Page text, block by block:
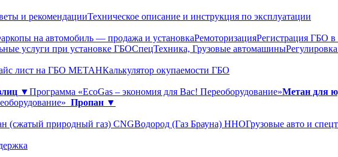
и рекомендацииТехническое описание и инструкция по эксплуатации
на автомобиль — продажа и установкаРемоторизацияРегистрация ГБО
услуги при установке ГБОСпецТехника, Грузовые автомашины
лист на ГБО МЕТАНКалькулятор окупаемости ГБО
▼Программа «EcoGas – экономия для Вас! Переоборудование»Метан для
Пропан ▼
(сжатый природный газ) CNGВодород (Газ Брауна) ННОГрузовые авто и